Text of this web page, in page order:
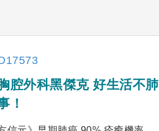
腔外科黑傑克 好生活不肺
！